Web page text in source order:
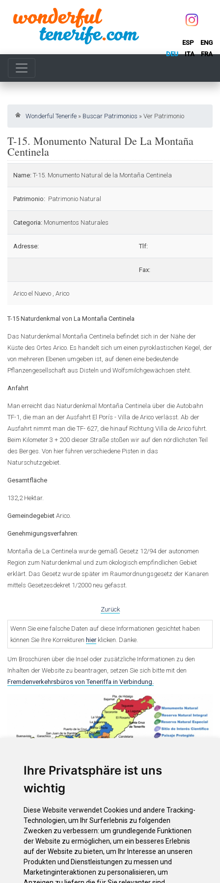
Ihre Privatsphäre ist uns
wichtig
Diese Website verwendet Cookies und andere Tracking-
Technologien, um Ihr Surferlebnis zu folgenden
Zwecken zu verbessern: um grundlegende Funktionen
der Website zu ermöglichen, um ein besseres Erlebnis
auf der Website zu bieten, um Ihr Interesse an unseren
Produkten und Dienstleistungen zu messen und
Marketinginteraktionen zu personalisieren, um
ESP
ENG
DEU
ITA FRA
Wonderful Tenerife » Buscar Patrimonios » Ver Patrimonio
Optionen
Liste der Unterkünfte
Liste der Restaurants
Suche Restaurants
T-15. Monumento Natural De La Montaña
Centinela
Name: T-15. Monumento Natural de la Montaña Centinela
Patrimonio: Patrimonio Natural
Categoria: Monumentos Naturales
Adresse: Tlf:
Fax:
Arico el Nuevo , Arico
T-15 Naturdenkmal von La Montaña Centinela
Das Naturdenkmal Montaña Centinela befindet sich in der Nähe der
Küste des Ortes Arico. Es handelt sich um einen pyroklastischen Kegel, der
von mehreren Ebenen umgeben ist, auf denen eine bedeutende
Pflanzengesellschaft aus Disteln und Wolfsmilchgewächsen steht.
Anfahrt
Man erreicht das Naturdenkmal Montaña Centinela über die Autobahn
TF-1, die man an der Ausfahrt El Porís - Villa de Arico verlässt. Ab der
Ausfahrt nimmt man die TF- 627, die hinauf Richtung Villa de Arico führt.
Beim Kilometer 3 + 200 dieser Straße stoßen wir auf den nördlichsten Teil
des Berges. Von hier führen verschiedene Pisten in das
Naturschutzgebiet.
Gesamtfläche
132,2 Hektar.
Gemeindegebiet Arico.
Genehmigungsverfahren:
Montaña de La Centinela wurde gemäß Gesetz 12/94 der autonomen
Region zum Naturdenkmal und zum ökologisch empfindlichen Gebiet
erklärt. Das Gesetz wurde später im Raumordnungsgesetz der Kanaren
mittels Gesetzesdekret 1/2000 neu gefasst.
Zurück
Wenn Sie eine falsche Daten auf diese Informationen gesichtet haben
können Sie Ihre Korrekturen hierklicken. Danke.
Um Broschüren über die Insel oder zusätzliche Informationen zu den
Inhalten der Website zu beantragen, setzen Sie sich bitte mit den
Fremdenverkehrsbüros von Teneriffa in Verbindung.